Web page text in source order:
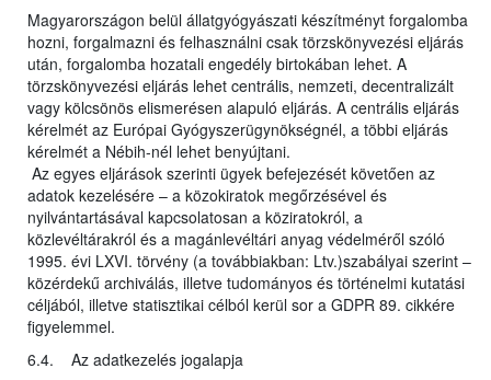
Magyarországon belül állatgyógyászati készítményt forgalomba
hozni, forgalmazni és felhasználni csak törzskönyvezési eljárás
után, forgalomba hozatali engedély birtokában lehet. A
törzskönyvezési eljárás lehet centrális, nemzeti, decentralizált
vagy kölcsönös elismerésen alapuló eljárás. A centrális eljárás
kérelmét az Európai Gyógyszerügynökségnél, a többi eljárás
kérelmét a Nébih-nél lehet benyújtani.
Az egyes eljárások szerinti ügyek befejezését követően az
adatok kezelésére – a közokiratok megőrzésével és
nyilvántartásával kapcsolatosan a köziratokról, a
közlevéltárakról és a magánlevéltári anyag védelméről szóló
1995. évi LXVI. törvény (a továbbiakban: Ltv.)szabályai szerint –
közérdekű archiválás, illetve tudományos és történelmi kutatási
céljából, illetve statisztikai célból kerül sor a GDPR 89. cikkére
figyelemmel.
6.4. Az adatkezelés jogalapja